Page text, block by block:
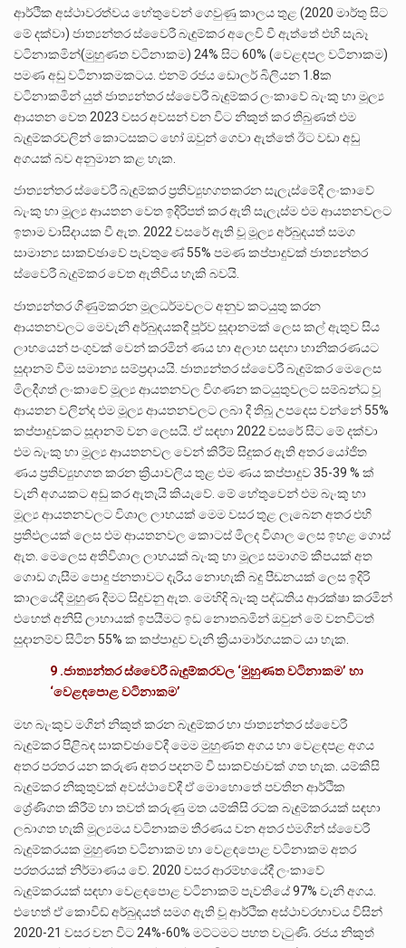
ආර්ථික අස්ථාවරත්වය හේතුවෙන් ගෙවුණු කාලය තුළ (2020 මාර්තු සිට
මේ දක්වා) ජාත්‍යන්තර ස්වෛරී බැඳුම්කර අලෙවි වී ඇත්තේ එහි සැබෑ
වටිනාකමින්(මුහුණත වටිනාකම) 24% සිට 60% (වෙළඳපල වටිනාකම)
පමණ අඩු වටිනාකමකටය. එනම් රජය ඩොලර් බිලියන 1.8ක
වටිනාකමින් යුත් ජාත්‍යන්තර ස්වෛරී බැඳුම්කර ලංකාවේ බැංකු හා මූල්‍ය
ආයතන වෙත 2023 වසර අවසන් වන විට නිකුත් කර තිබුණත් එම
බැඳුම්කරවලින් කොටසකට හෝ ඔවුන් ගෙවා ඇත්තේ ඊට වඩා අඩු
අගයක් බව අනුමාන කළ හැක.
ජාත්‍යන්තර ස්වෛරී බැඳුම්කර ප්‍රතිව්‍යුහගතකරන සැලැස්මේදී ලංකාවේ
බැංකු හා මූල්‍ය ආයතන වෙත ඉදිරිපත් කර ඇති සැලැස්ම එම ආයතනවලට
ඉතාම වාසිදායක වී ඇත. 2022 වසරේ ඇති වූ මූල්‍ය අර්බුදයත් සමග
සාමාන්‍ය සාකච්ඡාවේ පැවතුණේ 55% පමණ කප්පාදුවක් ජාත්‍යන්තර
ස්වෛරී බැදුම්කර වෙත ඇතිවිය හැකි බවයි.
ජාත්‍යන්තර ගිණුම්කරන මූලධර්මවලට අනුව කටයුතු කරන
ආයතනවලට මෙවැනි අර්බුදයකදී පූර්ව සූදානමක් ලෙස කල් ඇතුව සිය
ලාභයෙන් පංගුවක් වෙන් කරමින් ණය හා අලාභ සදහා හානිකරණයට
සුදානම් වීම සමාන්‍ය සම්ප්‍රදායයි. ජාත්‍යන්තර ස්වෛරී බැඳුම්කර මෙලෙස
මිලදීගත් ලංකාවේ මූල්‍ය ආයතනවල විගණන කටයුතුවලට සම්බන්ධ වූ
ආයතන වලින්ද එම මූල්‍ය ආයතනවලට ලබා දී තිබූ උපදෙස වන්නේ 55%
කප්පාදුවකට සූදානම් වන ලෙසයි. ඒ සඳහා 2022 වසරේ සිට මේ දක්වා
එම බැංකු හා මූල්‍ය ආයතනවල වෙන් කිරීම් සිදුකර ඇති අතර යෝජිත
ණය ප්‍රතිව්‍යුහගත කරන ක්‍රියාවලිය තුළ එම ණය කප්පාදුව 35-39 % ක්
වැනි අගයකට අඩු කර ඇතැයි කියැවේ. මේ හේතුවෙන් එම බැංකු හා
මූල්‍ය ආයතනවලට විශාල ලාභයක් මෙම වසර තුළ ලැබෙන අතර එහි
ප්‍රතිඵලයක් ලෙස එම ආයතනවල කොටස් මිලද විශාල ලෙස ඉහළ ගොස්
ඇත. මෙලෙස අතිවිශාල ලාභයක් බැංකු හා මූල්‍ය සමාගම් කීපයක් අත
ගොඩ ගැසීම පොදු ජනතාවට දැරිය නොහැකි බදු පීඩනයක් ලෙස ඉදිරි
කාලයේදී මුහුණ දීමට සිදුවනු ඇත. මෙහිදි බැංකු පද්ධතිය ආරක්ෂා කරමින්
එහෙත් අනිසි ලාභායක් ඉපයීමට ඉඩ නොතබමින් ඔවුන් මේ වනවිටත්
සුදානම්ව සිටින 55% ක කප්පාදුව වැනි ක්‍රියාමාර්ගයකට යා හැක.
9 .ජාත්‍යන්තර ස්වෛරී බැඳුම්කරවල ‘මුහුණත වටිනාකම’ හා
‘වෙළඳපොළ වටිනාකම’
මහ බැංකුව මගින් නිකුත් කරන බැඳුම්කර හා ජාත්‍යන්තර ස්වෛරී
බැඳුම්කර පිළිබඳ සාකච්ඡාවේදී මෙම මුහුණත අගය හා වෙළඳපළ අගය
අතර පරතර යන කරුණ අතර පදනම් වී සාකච්ඡාවක් ගත හැක. යම්කිසි
බැඳුම්කර නිකුතුවක් අවස්ථාවේදී ඒ මොහොතේ පවතින ආර්ථික
ශ්‍රේණිගත කිරීම් හා තවත් කරුණු මත යම්කිසි රටක බැඳුම්කරයක් සඳහා
ලබාගත හැකි මූල්‍යමය වටිනාකම තීරණය වන අතර එමගින් ස්වෛරී
බැඳුම්කරයක මුහුණත වටිනාකම හා වෙළඳපොළ වටිනාකම අතර
පරතරයක් නිර්මාණය වේ. 2020 වසර ආරම්භයේදී ලංකාවේ
බැඳුම්කරයක් සඳහා වෙළඳපොළ වටිනාකම් පැවතියේ 97% වැනි අගය.
එහෙත් ඒ කොවිඩ් අර්බුදයත් සමග ඇති වූ ආර්ථික අස්ථාවරභාවය විසින්
2020-21 වසර වන විට 24%-60% මට්ටමට පහත වැටුණි. රජය නිකුත්